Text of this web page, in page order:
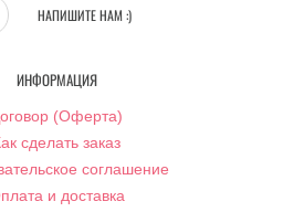
НАПИШИТЕ НАМ :)
ИНФОРМАЦИЯ
(Оферта)
сделать заказ
соглашение
и доставка